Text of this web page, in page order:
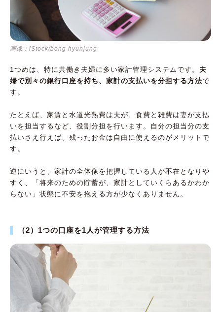
画像：iStock/bong hyunjung
1つめは、特に共働き夫婦に多い家計管理システムです。 夫
婦で別々の銀行口座を持ち、家計の支払いを分担する方法で
す。
たとえば、家賃と水道光熱費は夫が、食費と雑費は妻が支払
いを担当するなど、役割分担を行います。自分の担当分の支
払いさえ行えば、残ったお金は自由に使えるのがメリットで
す。
逆にいうと、家計の全体像を把握している人が不在となりや
すく、「将来のための貯蓄が、家計としていくらあるかわか
らない」状態に不安を抱える方が少なくありません。
（2）1つの口座を1人が管理する方法